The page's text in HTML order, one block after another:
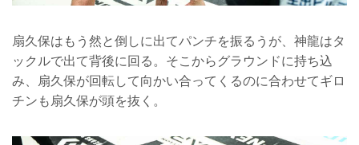
扇久保はもう然と倒しに出てパンチを振るうが、神龍はタ
ックルで出て背後に回る。そこからグラウンドに持ち込
み、扇久保が回転して向かい合ってくるのに合わせてギロ
チンも扇久保が頭を抜く。